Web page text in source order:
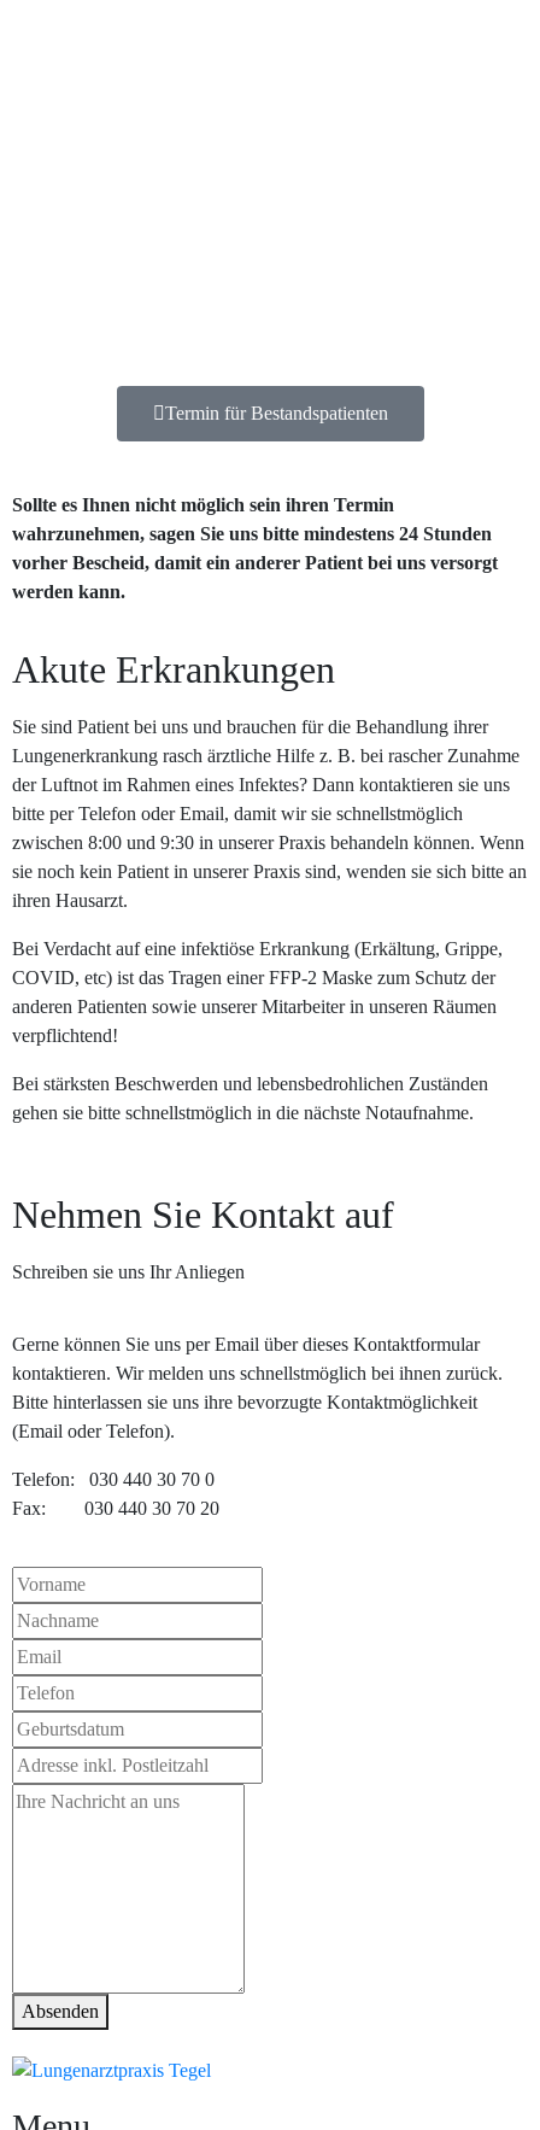
Termin für Bestandspatienten
Sollte es Ihnen nicht möglich sein ihren Termin
wahrzunehmen, sagen Sie uns bitte mindestens 24 Stunden
vorher Bescheid, damit ein anderer Patient bei uns versorgt
werden kann.
Akute Erkrankungen
Sie sind Patient bei uns und brauchen für die Behandlung ihrer
Lungenerkrankung rasch ärztliche Hilfe z. B. bei rascher Zunahme
der Luftnot im Rahmen eines Infektes? Dann kontaktieren sie uns
bitte per Telefon oder Email, damit wir sie schnellstmöglich
zwischen 8:00 und 9:30 in unserer Praxis behandeln können. Wenn
sie noch kein Patient in unserer Praxis sind, wenden sie sich bitte an
ihren Hausarzt.
Bei Verdacht auf eine infektiöse Erkrankung (Erkältung, Grippe,
COVID, etc) ist das Tragen einer FFP-2 Maske zum Schutz der
anderen Patienten sowie unserer Mitarbeiter in unseren Räumen
verpflichtend!
Bei stärksten Beschwerden und lebensbedrohlichen Zuständen
gehen sie bitte schnellstmöglich in die nächste Notaufnahme.
Nehmen Sie Kontakt auf
Schreiben sie uns Ihr Anliegen
Gerne können Sie uns per Email über dieses Kontaktformular
kontaktieren. Wir melden uns schnellstmöglich bei ihnen zurück.
Bitte hinterlassen sie uns ihre bevorzugte Kontaktmöglichkeit
(Email oder Telefon).
Telefon: 030 440 30 70 0
Fax: 030 440 30 70 20
Absenden